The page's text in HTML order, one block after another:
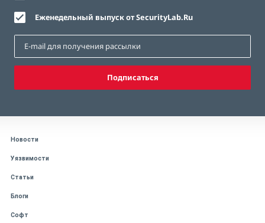
Еженедельный выпуск от SecurityLab.Ru
Подписаться
Новости
Уязвимости
Статьи
Блоги
Софт